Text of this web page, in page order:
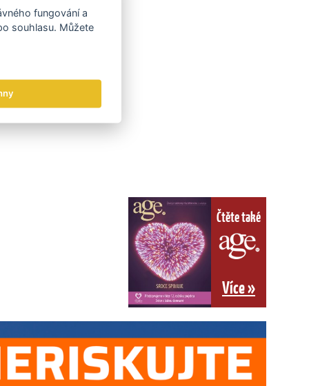
Čtěte také
Více »
fungování a
souhlasu. Můžete